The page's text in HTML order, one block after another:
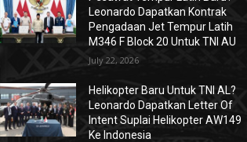
Leonardo Dapatkan Kontrak
Pengadaan Jet Tempur Latih
M346 F Block 20 Untuk TNI AU
July 22, 2026
Helikopter Baru Untuk TNI AL?
Leonardo Dapatkan Letter Of
Intent Suplai Helikopter AW149
Ke Indonesia